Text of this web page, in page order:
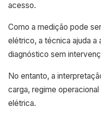
acesso.
Como a medição pode
elétrico, a técnica ajuda a
diagnóstico sem
No entanto, a
carga, regime
elétrica.